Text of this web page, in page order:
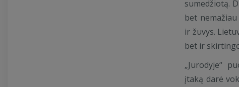
sumedžiotą.
bet
ir žuvys.
bet ir
„Jurodyje“
įtaką darė